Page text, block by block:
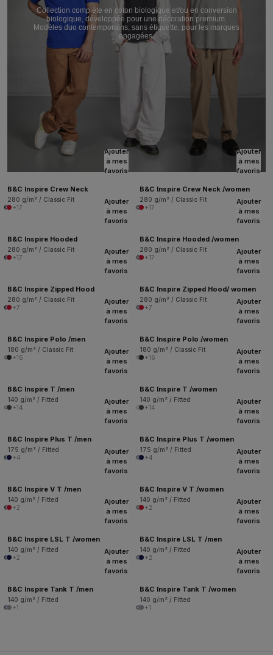
Collection complète en coton biologique et/ou en conversion
biologique, développée pour une décoration premium.
Modèles duo contemporains, sans étiquette, pour les marques
engagées.
Ajouter
à mes
favoris
B&C Inspire Crew Neck
280 g/m² / Classic Fit
+17
Ajouter
à mes
favoris
B&C Inspire Crew Neck /women
280 g/m² / Classic Fit
+17
Ajouter
à mes
favoris
B&C Inspire Hooded
280 g/m² / Classic Fit
+17
Ajouter
à mes
favoris
B&C Inspire Hooded /women
280 g/m² / Classic Fit
+17
Ajouter
à mes
favoris
B&C Inspire Zipped Hood
280 g/m² / Classic Fit
+7
Ajouter
à mes
favoris
B&C Inspire Zipped Hood/ women
280 g/m² / Classic Fit
+7
Ajouter
à mes
favoris
B&C Inspire Polo /men
180 g/m² / Classic Fit
+16
Ajouter
à mes
favoris
B&C Inspire Polo /women
180 g/m² / Classic Fit
+16
Ajouter
à mes
favoris
B&C Inspire T /men
140 g/m² / Fitted
+14
Ajouter
à mes
favoris
B&C Inspire T /women
140 g/m² / Fitted
+14
Ajouter
à mes
favoris
B&C Inspire Plus T /men
175 g/m² / Fitted
+4
Ajouter
à mes
favoris
B&C Inspire Plus T /women
175 g/m² / Fitted
+4
Ajouter
à mes
favoris
B&C Inspire V T /men
140 g/m² / Fitted
+2
Ajouter
à mes
favoris
B&C Inspire V T /women
140 g/m² / Fitted
+2
Ajouter
à mes
favoris
B&C Inspire LSL T /women
140 g/m² / Fitted
+2
Ajouter
à mes
favoris
B&C Inspire LSL T /men
140 g/m² / Fitted
+2
Ajouter
à mes
favoris
B&C Inspire Tank T /men
140 g/m² / Fitted
+1
Ajouter
à mes
favoris
B&C Inspire Tank T /women
140 g/m² / Fitted
+1